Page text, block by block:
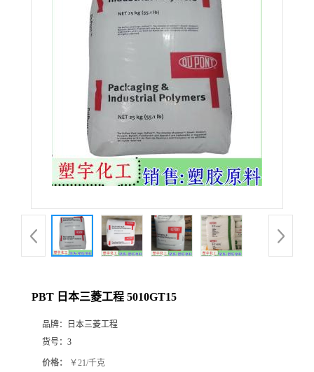
PBT 日本三菱工程 5010GT15
品牌：
日本三菱工程
货号： 3
价格： ￥21/千克